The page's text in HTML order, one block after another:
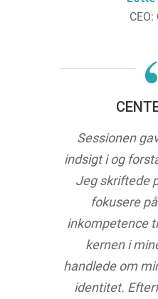
Sessionen
indsigt i og
Jeg skriftede
fokusere
inkompetence
kernen i
handlede om
identitet.